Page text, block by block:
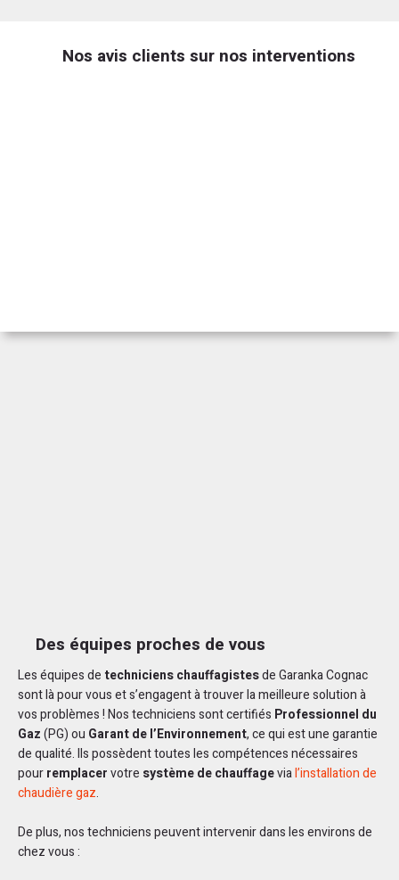
Nos avis clients sur nos interventions
Des équipes proches de vous
Les équipes de techniciens chauffagistesde Garanka Cognac
sont là pour vous et s’engagent à trouver la meilleure solution à
vos problèmes ! Nos techniciens sont certifiés Professionnel du
Gaz(PG) ou Garant de l’Environnement, ce qui est une garantie
de qualité. Ils possèdent toutes les compétences nécessaires
pourremplacervotre système de chauffagevial’installation de
chaudière gaz.
De plus, nos techniciens peuvent intervenir dans les environs de
chez vous :